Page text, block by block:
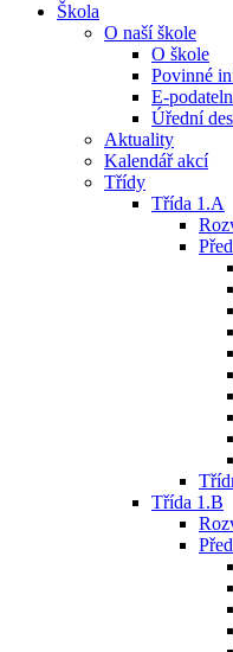
Škola
O naší škole
O škole
Povinné
E-
Úřední
Aktuality
Kalendář akcí
Třídy
Třída 1.A
Třída 1.B